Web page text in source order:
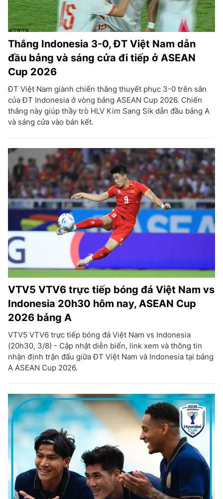
Thắng Indonesia 3-0, ĐT Việt Nam dẫn
đầu bảng và sáng cửa đi tiếp ở ASEAN
Cup 2026
ĐT Việt Nam giành chiến thắng thuyết phục 3-0 trên sân
của ĐT Indonesia ở vòng bảng ASEAN Cup 2026. Chiến
thắng này giúp thầy trò HLV Kim Sang Sik dẫn đầu bảng A
và sáng cửa vào bán kết.
VTV5 VTV6 trực tiếp bóng đá Việt Nam vs
Indonesia 20h30 hôm nay, ASEAN Cup
2026 bảng A
VTV5 VTV6 trực tiếp bóng đá Việt Nam vs Indonesia
(20h30, 3/8) - Cập nhật diễn biến, link xem và thông tin
nhận định trận đấu giữa ĐT Việt Nam và Indonesia tại bảng
A ASEAN Cup 2026.